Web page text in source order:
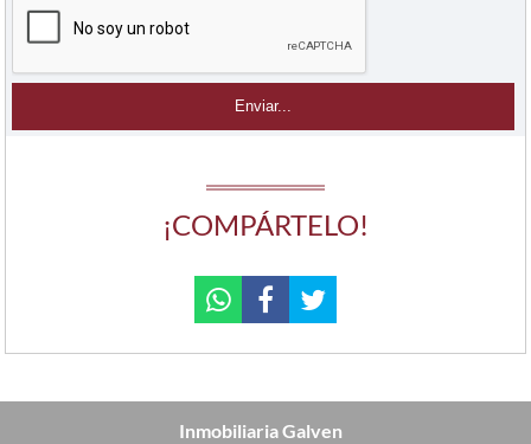
¡COMPÁRTELO!
Inmobiliaria Galven